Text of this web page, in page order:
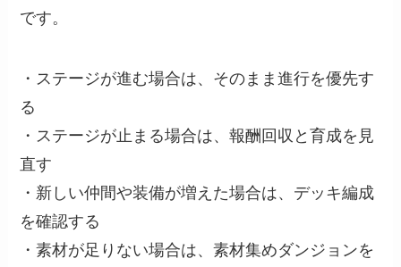
です。
・ステージが進む場合は、そのまま進行を優先す
る
・ステージが止まる場合は、報酬回収と育成を見
直す
・新しい仲間や装備が増えた場合は、デッキ編成
を確認する
・素材が足りない場合は、素材集めダンジョンを